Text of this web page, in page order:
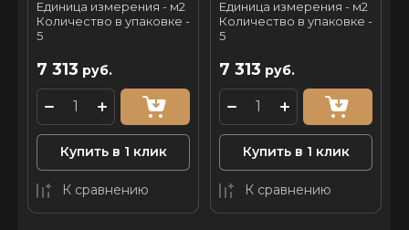
Единица измерения - м2
Количество в упаковке -
5
7 313 руб.
Купить в 1 клик
К сравнению
Единица измерения - м2
Количество в упаковке -
5
7 313 руб.
Купить в 1 клик
К сравнению